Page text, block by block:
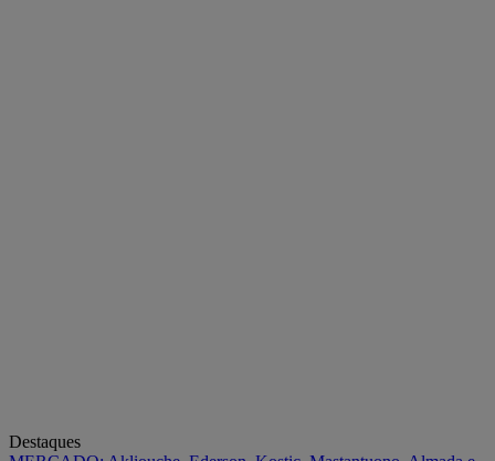
Destaques